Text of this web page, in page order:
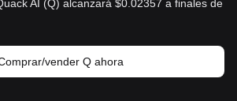
AI (Q) alcanzará $0.02357 a finales de
vender Q ahora